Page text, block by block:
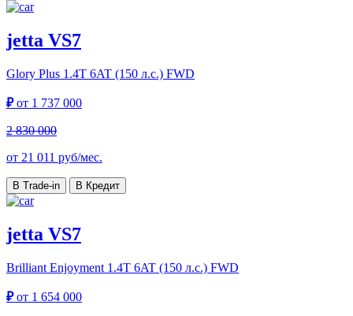
jetta VS7
Glory Plus 1.4T 6AT (150 л.с.) FWD
₽от 1 737 000
2 830 000
от 21 011 руб/мес.
В Trade-in В Кредит
jetta VS7
Brilliant Enjoyment 1.4T 6AT (150 л.с.) FWD
₽от 1 654 000